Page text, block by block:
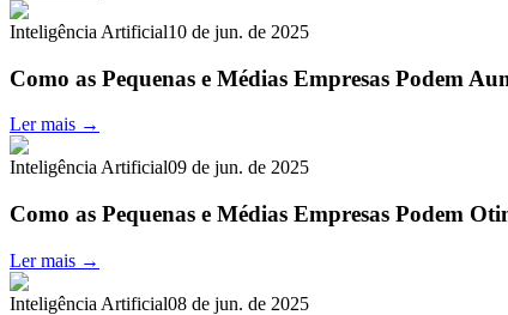
Inteligência Artificial10 de jun. de 2025
Como as Pequenas e Médias Empresas Podem
Ler mais →
Inteligência Artificial09 de jun. de 2025
Como as Pequenas e Médias Empresas Podem
Ler mais →
Inteligência Artificial08 de jun. de 2025